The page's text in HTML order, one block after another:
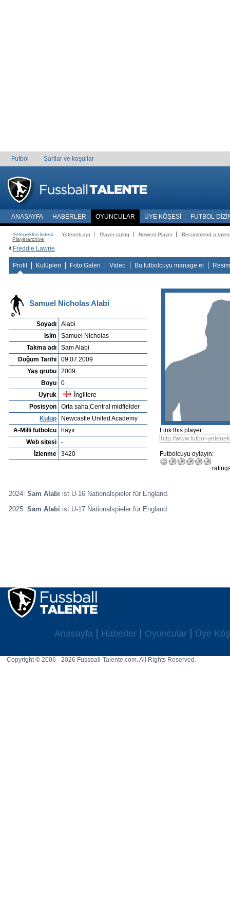
Futbol Şartlar ve koşullar
ANASAYFA HABERLER OYUNCULAR ÜYE KÖŞESI FUTBOL
Yetenekleri listesi Yetenek ara Player rating Newest Player
Recommend a
Playerarchive
Freddie Lawrie
Profil Kulüpleri Foto Galeri Video Bu futbolcuyu manage et
Samuel Nicholas Alabi
Soyadı
Alabi
Isim
Samuel Nicholas
Takma adı
Sam Alabi
Doğum Tarihi
09.07.2009
Yaş grubu
2009
Boyu
0
Uyruk
İngiltere
Posisyon
Orta saha,Central midfielder
Kulüp
Newcastle United Academy
A-Milli futbolcu
hayır
Web sitesi
-
İzlenme
3420
Link this player:
Futbolcuyu oylayın:
2024:Sam Alabi ist U-16 Nationalspieler für England.
2025:Sam Alabi ist U-17 Nationalspieler für England.
Anasayfa Haberler Oyuncular Üye
Copyright © 2006 - 2026 Fussball-Talente.com. All Rights Reserved.